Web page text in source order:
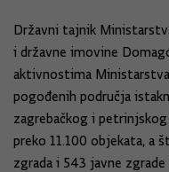
Državni tajnik
i državne imovine
aktivnostima
pogođenih područja
zagrebačkog i
preko 11.100 objekata, a
zgrada i 543 javne